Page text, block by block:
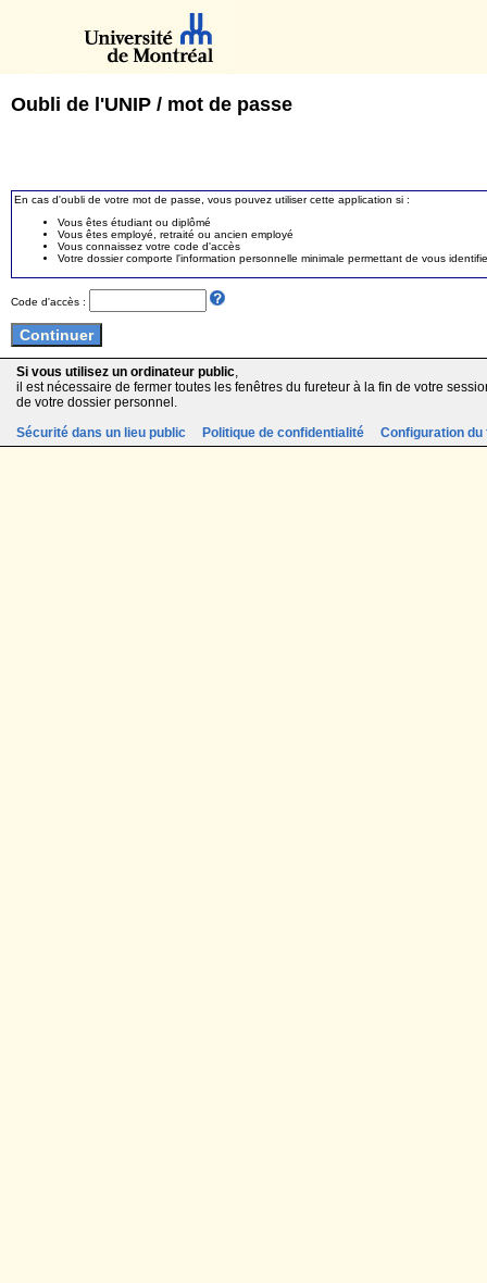
Oubli de l'UNIP / mot de passe
En cas d'oubli de votre mot de passe, vous pouvez utiliser cette application si :
Vous êtes étudiant ou diplômé
Vous êtes employé, retraité ou ancien employé
Vous connaissez votre code d'accès
Votre dossier comporte l'information personnelle minimale permettant de vous
Code d'accès :
Si vous utilisez un ordinateur public,
il est nécessaire de fermer toutes les fenêtres du fureteur à la fin de votre
de votre dossier personnel.
Sécurité dans un lieu public
Politique de confidentialité Configuration du